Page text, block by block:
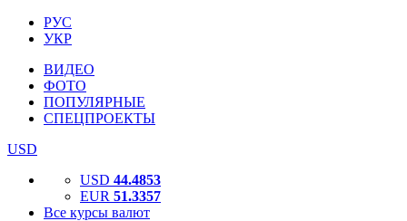
РУС
УКР
ВИДЕО
ФОТО
ПОПУЛЯРНЫЕ
СПЕЦПРОЕКТЫ
USD
USD 44.4853
EUR 51.3357
Все курсы валют